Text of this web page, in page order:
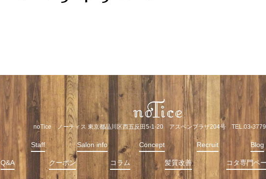
noTice ノーティス 東京都品川区西五反田5-1-20 アスペンプラザ204号 TEL.03-
Staff Salon info Concept Recruit Blog
Q&A クーポン コラム 髪質改善 コタ専門ペ